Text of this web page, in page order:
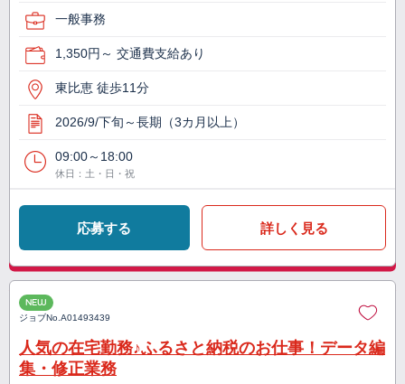
一般事務
1,350円～ 交通費支給あり
東比恵 徒歩11分
2026/9/下旬～長期（3カ月以上）
09:00～18:00
休日：土・日・祝
応募する 詳しく見る
NEW
ジョブNo.A01493439
人気の在宅勤務♪ふるさと納税のお仕事！データ編
集・修正業務